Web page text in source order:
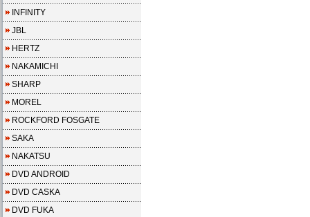
INFINITY
JBL
HERTZ
NAKAMICHI
SHARP
MOREL
ROCKFORD FOSGATE
SAKA
NAKATSU
DVD ANDROID
DVD CASKA
DVD FUKA